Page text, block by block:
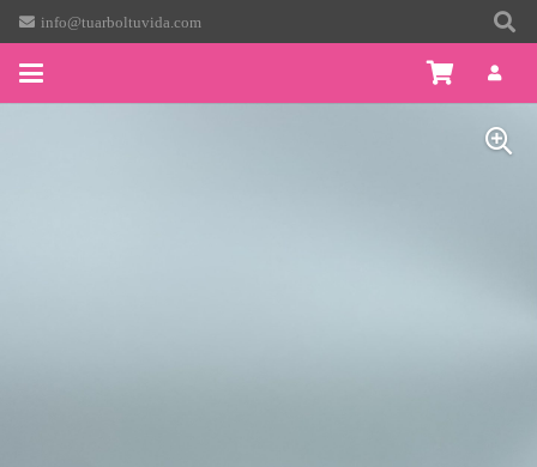
info@tuarboltuvida.com